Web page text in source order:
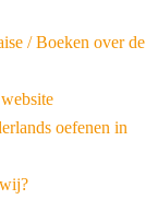
/ Boeken over de
oefenen in